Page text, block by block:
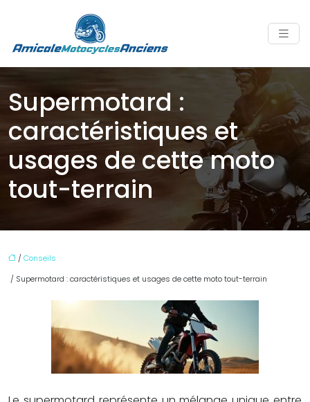
Supermotard :
caractéristiques et
usages de cette moto
tout-terrain
/Conseils
/ Supermotard : caractéristiques et usages de cette moto tout-terrain